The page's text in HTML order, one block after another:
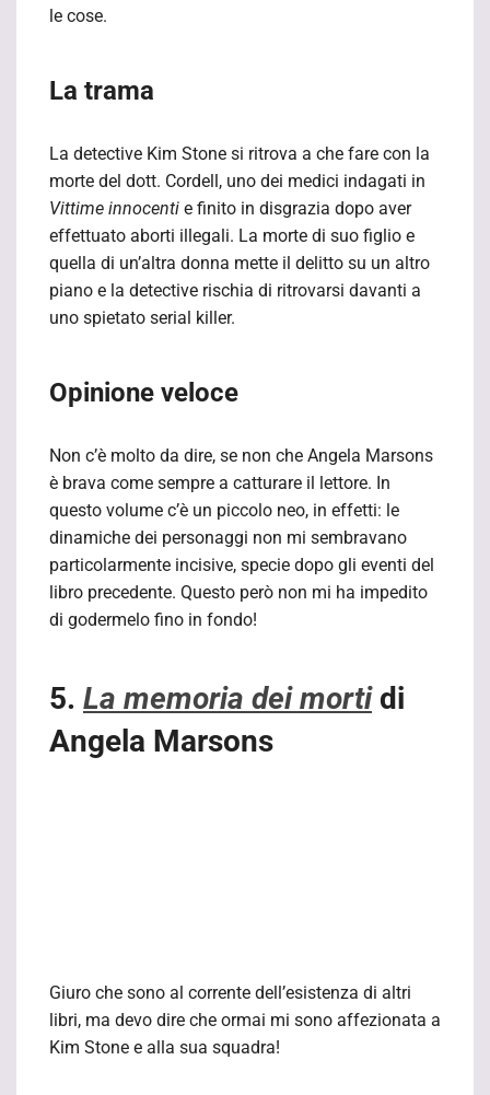
le cose.
La trama
La detective Kim Stone si ritrova a che fare con la
morte del dott. Cordell, uno dei medici indagati in
Vittime innocenti e finito in disgrazia dopo aver
effettuato aborti illegali. La morte di suo figlio e
quella di un’altra donna mette il delitto su un altro
piano e la detective rischia di ritrovarsi davanti a
uno spietato serial killer.
Opinione veloce
Non c’è molto da dire, se non che Angela Marsons
è brava come sempre a catturare il lettore. In
questo volume c’è un piccolo neo, in effetti: le
dinamiche dei personaggi non mi sembravano
particolarmente incisive, specie dopo gli eventi del
libro precedente. Questo però non mi ha impedito
di godermelo fino in fondo!
5. La memoria dei mortidi
Angela Marsons
Giuro che sono al corrente dell’esistenza di altri
libri, ma devo dire che ormai mi sono affezionata a
Kim Stone e alla sua squadra!